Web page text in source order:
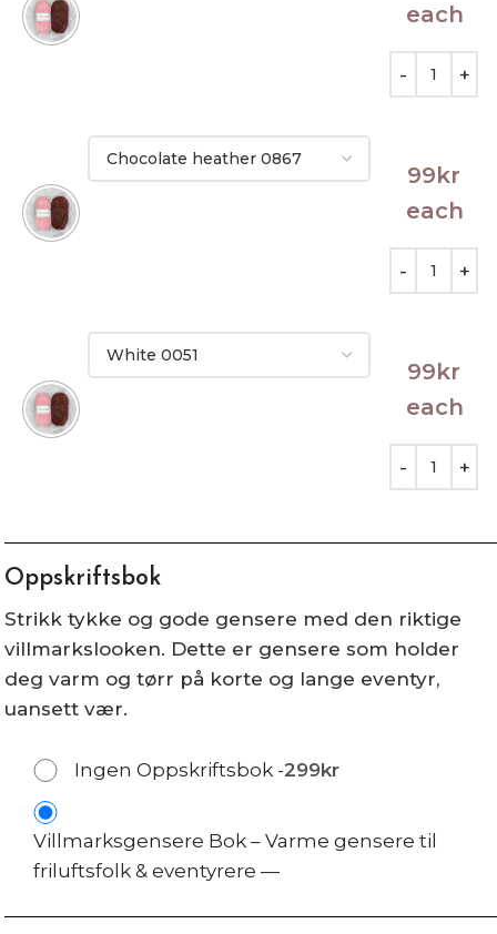
each
99kr
each
99kr
each
Oppskriftsbok
Strikk tykke og gode gensere med den riktige
villmarkslooken. Dette er gensere som holder
deg varm og tørr på korte og lange eventyr,
uansett vær.
Ingen Oppskriftsbok -299kr
Villmarksgensere Bok – Varme gensere til
friluftsfolk & eventyrere—